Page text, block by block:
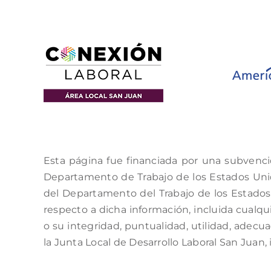
Esta página fue financiada por una
Departamento de Trabajo de los Estados
del Departamento del Trabajo de los
respecto a dicha información, incluida
o su integridad, puntualidad, utilidad,
la Junta Local de Desarrollo Laboral San